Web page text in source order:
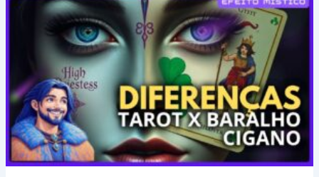
Jornada
Espiritual
Representada
Tarot